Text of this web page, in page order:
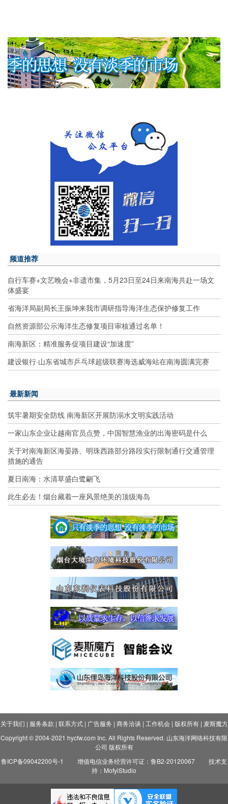
频道推荐
自行车赛+文艺晚会+非遗市集，5月23日至24日来南海共赴一场文
体盛宴
省海洋局副局长王振坤来我市调研指导海洋生态保护修复工作
自然资源部公示海洋生态修复项目审核通过名单！
南海新区：精准服务促项目建设“加速度”
建设银行·山东省城市乒乓球超级联赛海选威海站在南海圆满完赛
最新新闻
筑牢暑期安全防线 南海新区开展防溺水文明实践活动
一家山东企业让越南官员点赞，中国智慧渔业的出海密码是什么
关于对南海新区海晏路、明珠西路部分路段实行限制通行交通管理
措施的通告
夏日南海：水清草盛白鹭翩飞
此生必去！烟台藏着一座风景绝美的顶级海岛
关于我们 | 服务条款 | 联系方式| 广告服务 | 商务洽谈 | 工作机会| 版权所有| 麦斯魔方
Copyright © 2004-2021 hycfw.com Inc. All Rights Reserved. 山东海洋网络科技有限
公司 版权所有
鲁ICP备09042200号-1
增值电信业务经营许可证：鲁B2-20120067
技术支
持：MofyiStudio